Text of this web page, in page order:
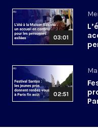
03:01
02:51